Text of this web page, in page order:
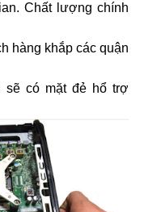
Chất lượng chính
hàng khắp các quận
sẽ có mặt đẻ hổ trợ